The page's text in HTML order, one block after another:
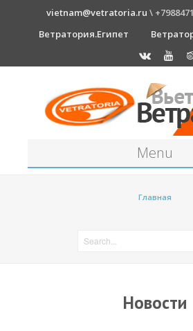
vietnam@vetratoria.ru \
Ветратория.Египет
Menu
Главная
Новости